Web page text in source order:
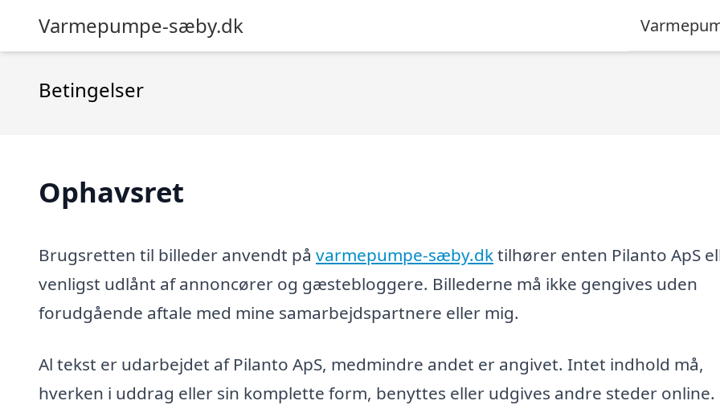
Varmepumpe-sæby.dk
Betingelser
Ophavsret
Brugsretten til billeder anvendt på varmepumpe-sæby.dktilhører enten Pilanto ApS
venligst udlånt af annoncører og gæstebloggere. Billederne må ikke gengives uden
forudgående aftale med mine samarbejdspartnere eller mig.
Al tekst er udarbejdet af Pilanto ApS, medmindre andet er angivet. Intet indhold må,
hverken i uddrag eller sin komplette form, benyttes eller udgives andre steder